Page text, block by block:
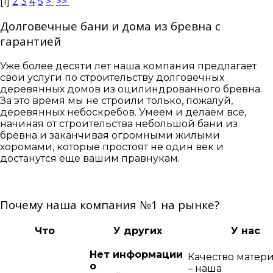
Долговечные бани и дома из бревна с
гарантией
Уже более десяти лет наша компания предлагает
свои услуги по строительству долговечных
деревянных домов из оцилиндрованного бревна.
За это время мы не строили только, пожалуй,
деревянных небоскребов. Умеем и делаем все,
начиная от строительства небольшой бани из
бревна и заканчивая огромными жилыми
хоромами, которые простоят не один век и
достанутся еще вашим правнукам.
Почему наша компания №1 на рынке?
Что У других У нас
Нет информации
о
Качество
– наша